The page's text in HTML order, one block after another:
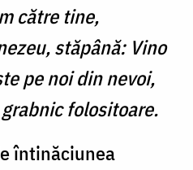
către tine,
stăpână: Vino
pe noi din nevoi,
folositoare.
întinăciunea